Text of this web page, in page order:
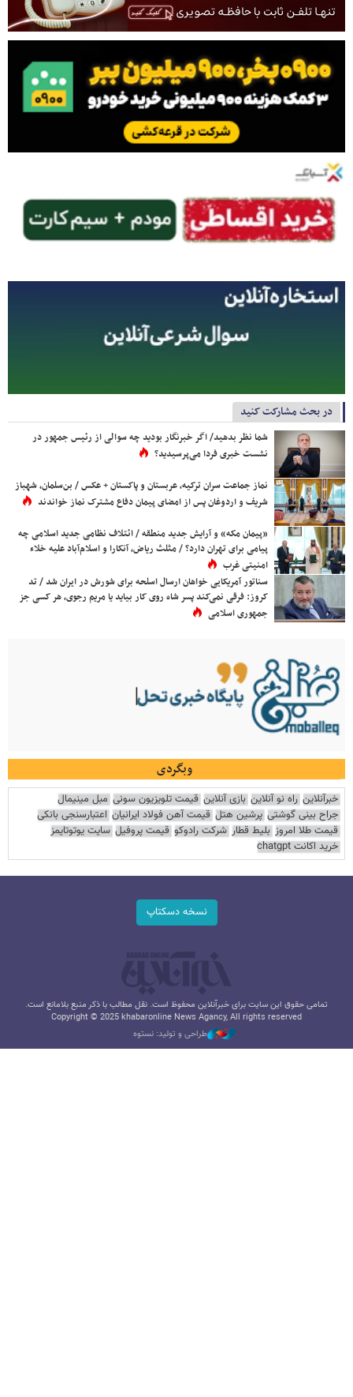
در بحث مشارکت کنید
شما نظر بدهید/ اگر خبرنگار بودید چه سوالی از رئیس جمهور در
نشست خبری فردا می‌پرسیدید؟
نماز جماعت سران ترکیه، عربستان و پاکستان + عکس / بن‌سلمان، شهباز
شریف و اردوغان پس از امضای پیمان دفاع مشترک نماز خواندند
«پیمان مکه» و آرایش جدید منطقه / ائتلاف نظامی جدید اسلامی چه
پیامی برای تهران دارد؟ / مثلث ریاض، آنکارا و اسلام‌آباد علیه خلاء
امنیتی غرب
سناتور آمریکایی خواهان ارسال اسلحه برای شورش در ایران شد / تد
کروز: فرقی نمی‌کند پسر شاه روی کار بیاید یا مریم رجوی، هر کسی جز
جمهوری اسلامی
وبگردی
خبرآنلاین راه نو آنلاین بازی آنلاین قیمت تلویزیون سونی مبل مینیمال
جراح بینی گوشتی پرشین هتل قیمت آهن فولاد ایرانیان اعتبارسنجی بانکی
قیمت طلا امروز بلیط قطار شرکت رادوکو قیمت پروفیل سایت یوتوتایمز
خرید اکانت chatgpt
نسخه دسکتاپ
تمامی حقوق این سایت برای خبرآنلاین محفوظ است. نقل مطالب با ذکر منبع بلامانع است.
Copyright © 2025 khabaronline News Agancy, All rights reserved
طراحی و تولید: نستوه